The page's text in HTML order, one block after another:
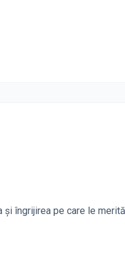
și îngrijirea pe care le